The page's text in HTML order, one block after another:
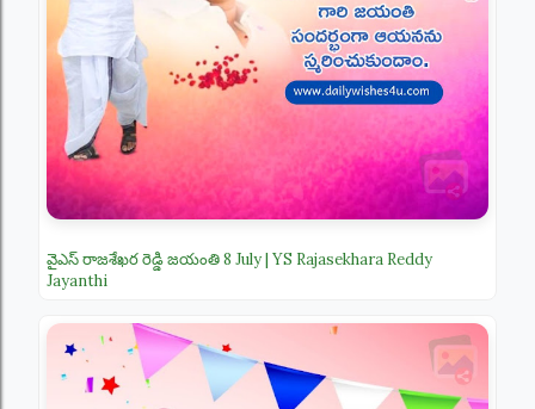
వైఎస్ రాజశేఖర రెడ్డి జయంతి 8 July | YS Rajasekhara Reddy
Jayanthi